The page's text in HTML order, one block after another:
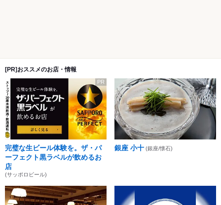
[PR]おススメのお店・情報
PR
完璧な生ビール体験を。ザ・パ
ーフェクト黒ラベルが飲めるお
店
(サッポロビール)
銀座 小十 (銀座/懐石)